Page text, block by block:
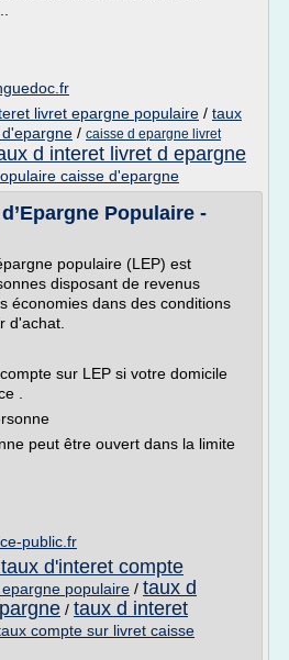
livret epargne populaire / taux
/ caisse d epargne livret
d interet livret d epargne
caisse d'epargne
Populaire -
populaire (LEP) est
disposant de revenus
économies dans des conditions
d'achat.
sur LEP si votre domicile
.
peut être ouvert dans la limite
public.fr
d'interet compte
populaire / taux d
/ taux d interet
compte sur livret caisse